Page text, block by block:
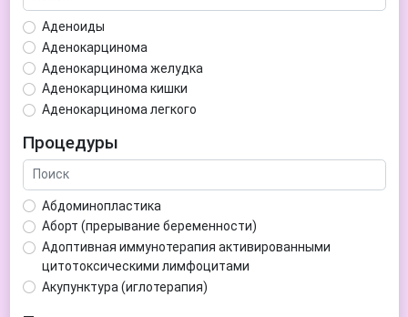
Аденоиды
Аденокарцинома
Аденокарцинома желудка
Аденокарцинома кишки
Аденокарцинома легкого
Аденома гипофиза
Аденома простаты
Аденома щитовидной железы
Аденомиоз
Адентия
Азооспермия
Акне (угри)
Алкоголизм
Процедуры
Абдоминопластика
Аборт (прерывание беременности)
Адоптивная иммунотерапия активированными
цитотоксическими лимфоцитами
Акупунктура (иглотерапия)